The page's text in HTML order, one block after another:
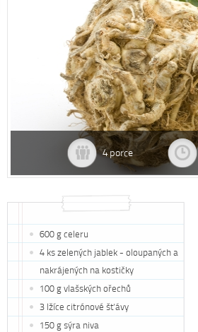
4 porce
600 g celeru
4 ks zelených jablek - oloupaných a
nakrájených na kostičky
100 g vlašských ořechů
3 lžíce citrónové šťávy
150 g sýra niva